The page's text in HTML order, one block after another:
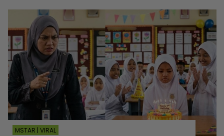
MSTAR | VIRAL